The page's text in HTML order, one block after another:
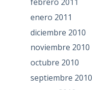
enero 2011
diciembre 2010
noviembre 2010
octubre 2010
septiembre 2010